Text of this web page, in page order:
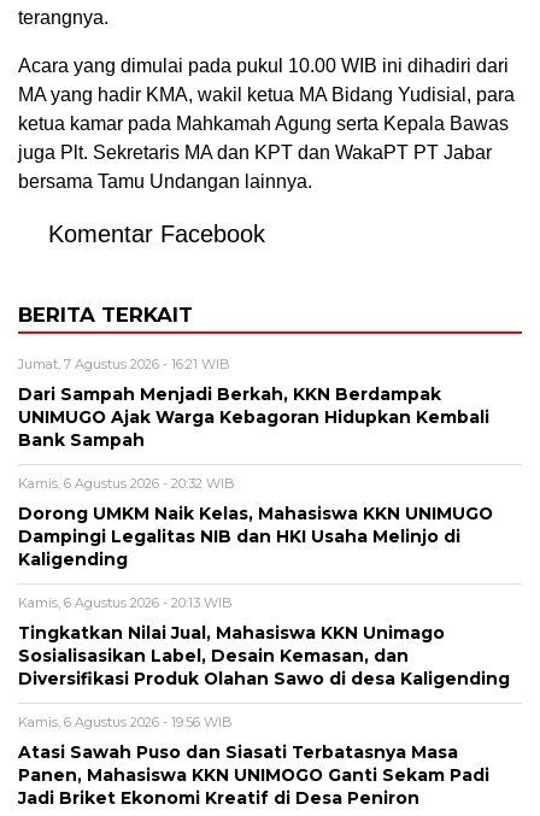
terangnya.
Acara yang dimulai pada pukul 10.00 WIB ini dihadiri dari
MA yang hadir KMA, wakil ketua MA Bidang Yudisial, para
ketua kamar pada Mahkamah Agung serta Kepala Bawas
juga Plt. Sekretaris MA dan KPT dan WakaPT PT Jabar
bersama Tamu Undangan lainnya.
Komentar Facebook
BERITA TERKAIT
Jumat, 7 Agustus 2026 - 16:21 WIB
Dari Sampah Menjadi Berkah, KKN Berdampak
UNIMUGO Ajak Warga Kebagoran Hidupkan Kembali
Bank Sampah
Kamis, 6 Agustus 2026 - 20:32 WIB
Dorong UMKM Naik Kelas, Mahasiswa KKN UNIMUGO
Dampingi Legalitas NIB dan HKI Usaha Melinjo di
Kaligending
Kamis, 6 Agustus 2026 - 20:13 WIB
Tingkatkan Nilai Jual, Mahasiswa KKN Unimago
Sosialisasikan Label, Desain Kemasan, dan
Diversifikasi Produk Olahan Sawo di desa Kaligending
Kamis, 6 Agustus 2026 - 19:56 WIB
Atasi Sawah Puso dan Siasati Terbatasnya Masa
Panen, Mahasiswa KKN UNIMOGO Ganti Sekam Padi
Jadi Briket Ekonomi Kreatif di Desa Peniron